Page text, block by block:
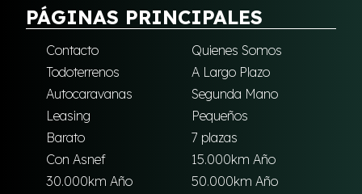
PÁGINAS PRINCIPALES
Contacto
Quienes Somos
Todoterrenos
A Largo Plazo
Autocaravanas
Segunda Mano
Leasing
Pequeños
Barato
7 plazas
Con Asnef
15.000km Año
30.000km Año
50.000km Año